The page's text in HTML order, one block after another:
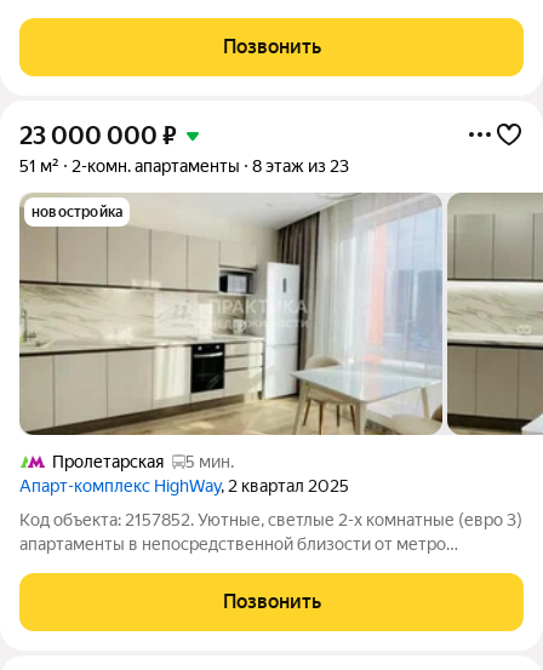
Мастер-зона с гардеробной. Просторное место для отдыха и
удобного хранения
Позвонить
23 000 000 ₽
51 м² 2-комн. апартаменты 8 этаж из 23
новостройка
Пролетарская
5 мин.
Апарт-комплекс HighWay, 2 квартал 2025
Код объекта: 2157852. Уютные, светлые 2-х комнатные (евро 3)
апартаменты в непосредственной близости от метро
дом с дизайнерским ремонтом. Отличный вариант кaк для
coбcтвeннoгo пpoживания, так и
Позвонить